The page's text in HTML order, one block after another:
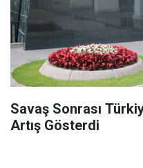
Savaş Sonrası
Artış Gösterdi